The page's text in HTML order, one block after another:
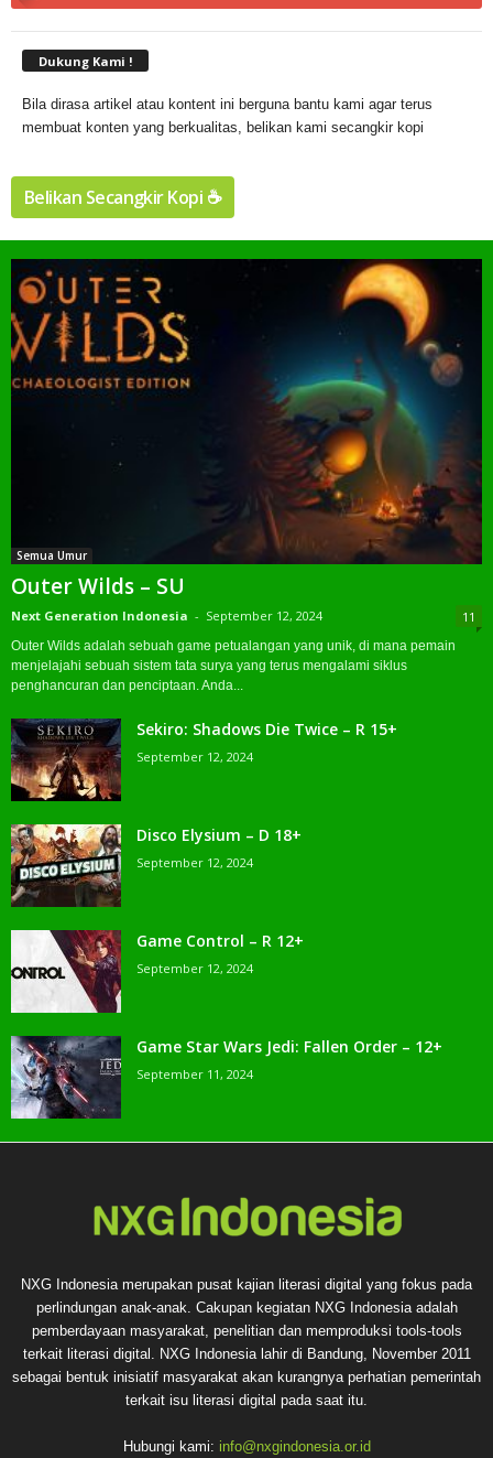
Dukung Kami !
Bila dirasa artikel atau kontent ini berguna bantu kami agar terus
membuat konten yang berkualitas, belikan kami secangkir kopi
Belikan Secangkir Kopi ☕️
Semua Umur
Outer Wilds – SU
Next Generation Indonesia - September 12, 2024 11
Outer Wilds adalah sebuah game petualangan yang unik, di mana pemain
menjelajahi sebuah sistem tata surya yang terus mengalami siklus
penghancuran dan penciptaan. Anda...
Sekiro: Shadows Die Twice – R 15+
September 12, 2024
Disco Elysium – D 18+
September 12, 2024
Game Control – R 12+
September 12, 2024
Game Star Wars Jedi: Fallen Order – 12+
September 11, 2024
NXG Indonesia merupakan pusat kajian literasi digital yang fokus pada
perlindungan anak-anak. Cakupan kegiatan NXG Indonesia adalah
pemberdayaan masyarakat, penelitian dan memproduksi tools-tools
terkait literasi digital. NXG Indonesia lahir di Bandung, November 2011
sebagai bentuk inisiatif masyarakat akan kurangnya perhatian pemerintah
terkait isu literasi digital pada saat itu.
Hubungi kami: info@nxgindonesia.or.id